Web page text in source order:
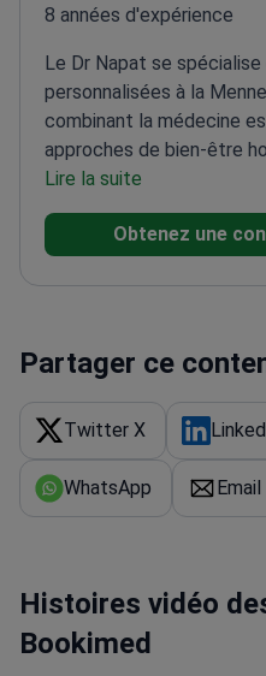
8 années d'expérience
Le Dr Napat se
personnalisées à la
combinant la médecine
approches de bien-être
fillers et techniques de
sur l'équilibre hormonal
régénérativesPropose
programmes complets
Lire la suite
Obtenez une
Partager ce
Twitter X
WhatsApp Email
Histoires vidéo
Bookimed